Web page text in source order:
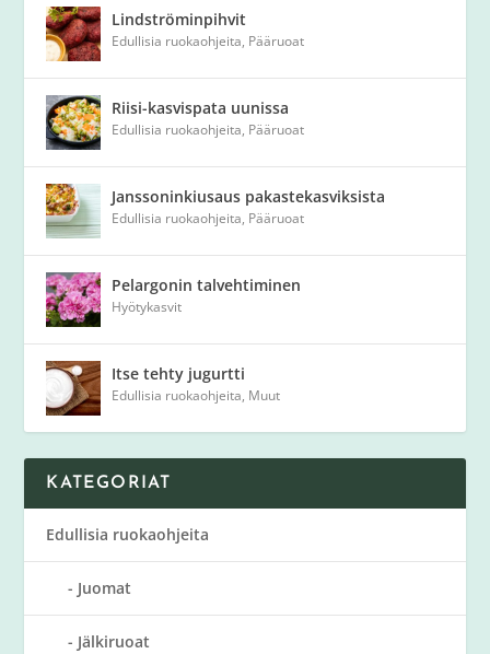
Lindströminpihvit
Edullisia ruokaohjeita, Pääruoat
Riisi-kasvispata uunissa
Edullisia ruokaohjeita, Pääruoat
Janssoninkiusaus pakastekasviksista
Edullisia ruokaohjeita, Pääruoat
Pelargonin talvehtiminen
Hyötykasvit
Itse tehty jugurtti
Edullisia ruokaohjeita, Muut
KATEGORIAT
Edullisia ruokaohjeita
Juomat
Jälkiruoat